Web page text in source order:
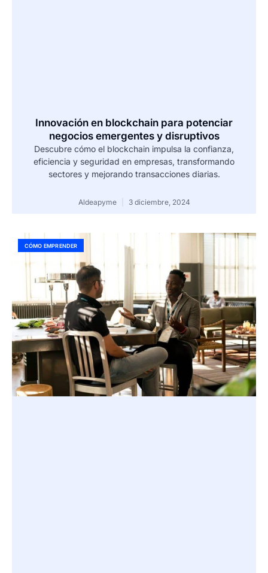
Innovación en blockchain para potenciar
negocios emergentes y disruptivos
Descubre cómo el blockchain impulsa la confianza,
eficiencia y seguridad en empresas, transformando
sectores y mejorando transacciones diarias.
Aldeapyme 3 diciembre, 2024
CÓMO EMPRENDER